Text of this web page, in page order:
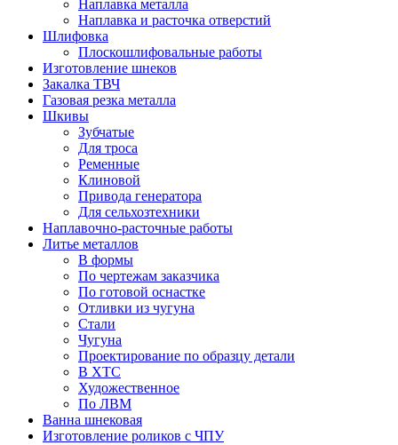
Наплавка металла
Наплавка и расточка отверстий
Шлифовка
Плоскошлифовальные работы
Изготовление шнеков
Закалка ТВЧ
Газовая резка металла
Шкивы
Зубчатые
Для троса
Ременные
Клиновой
Привода генератора
Для сельхозтехники
Наплавочно-расточные работы
Литье металлов
В формы
По чертежам заказчика
По готовой оснастке
Отливки из чугуна
Стали
Чугуна
Проектирование по образцу детали
В ХТС
Художественное
По ЛВМ
Ванна шнековая
Изготовление роликов с ЧПУ